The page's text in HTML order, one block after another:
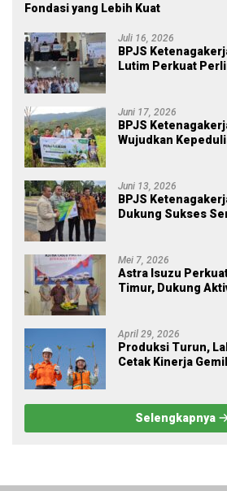
Fondasi yang Lebih Kuat
Juli 16, 2026
BPJS
Lutim Perkuat
Juni 17, 2026
BPJS
Wujudkan
Juni 13, 2026
BPJS
Dukung Sukses
Mei 7, 2026
Astra Isuzu
Timur, Dukung
April 29, 2026
Produksi Turun,
Cetak Kinerja
Selengkapnya